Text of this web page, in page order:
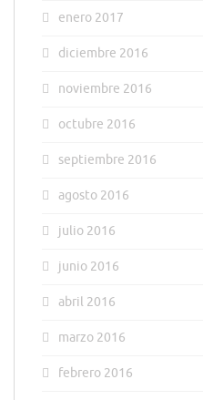
enero 2017
diciembre 2016
noviembre 2016
octubre 2016
septiembre 2016
agosto 2016
julio 2016
junio 2016
abril 2016
marzo 2016
febrero 2016